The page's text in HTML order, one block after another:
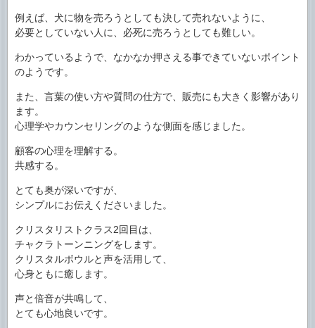
例えば、犬に物を売ろうとしても決して売れないように、
必要としていない人に、必死に売ろうとしても難しい。
わかっているようで、なかなか押さえる事できていないポイント
のようです。
また、言葉の使い方や質問の仕方で、販売にも大きく影響があり
ます。
心理学やカウンセリングのような側面を感じました。
顧客の心理を理解する。
共感する。
とても奥が深いですが、
シンプルにお伝えくださいました。
クリスタリストクラス2回目は、
チャクラトーンニングをします。
クリスタルボウルと声を活用して、
心身ともに癒します。
声と倍音が共鳴して、
とても心地良いです。